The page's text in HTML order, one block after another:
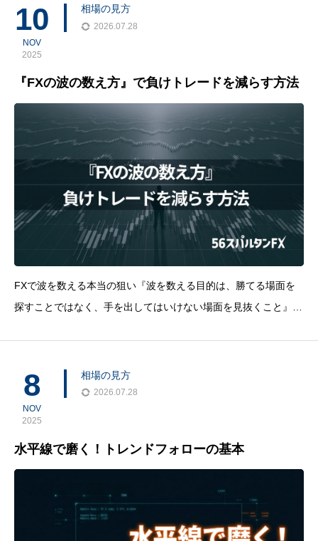
ればいいのだろう？」と、途方に暮れてしまうかもしれません。
10
NOV
2025
相場の見方
2026.07.28
『FXの波の数え方』で負けトレードを減らす方法
FXで波を数える本当の狙い『波を数える目的は、勝てる場面を
探すことではなく、手を出してはいけない場面を見抜くこと』で
際の相場で重要なのは次の3つです。
8
NOV
2025
相場の見方
2026.07.28
水平線で磨く！トレンドフォローの基本